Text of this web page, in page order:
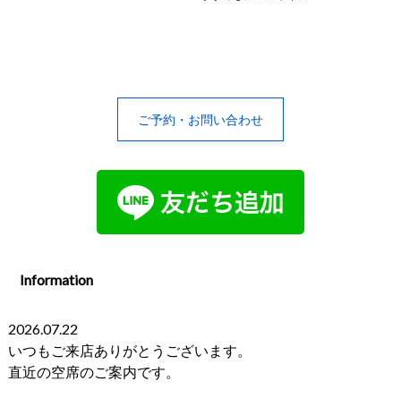
ご予約・お問い合わせ
Information
2026.07.22
いつもご来店ありがとうございます。
直近の空席のご案内です。